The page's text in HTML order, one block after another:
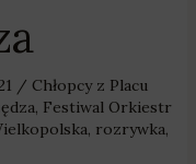
/ Chłopcy z Placu
, Festiwal Orkiestr
, rozrywka,